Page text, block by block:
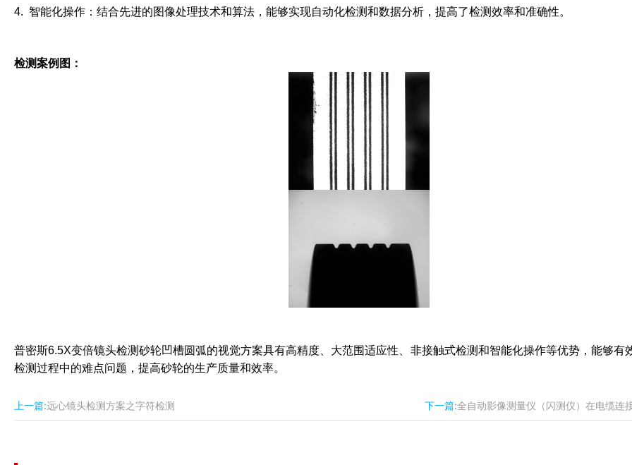
4. 智能化操作：结合先进的图像处理技术和算法，能够实现自动化检测和数据分析，提高了检测效率和准确性。
检测案例图：
普密斯6.5X变倍镜头检测砂轮凹槽圆弧的视觉方案具有高精度、大范围适应性、非接触式检测和智能化操作等优势，能够有
检测过程中的难点问题，提高砂轮的生产质量和效率。
上一篇:远心镜头检测方案之字符检测 下一篇:全自动影像测量仪（闪测仪）在电缆连